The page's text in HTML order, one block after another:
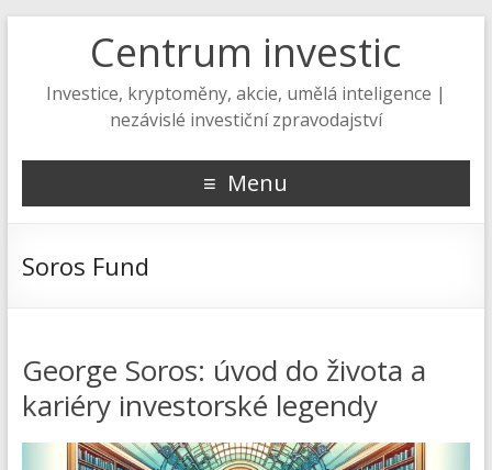
Centrum investic
Investice, kryptoměny, akcie, umělá inteligence |
nezávislé investiční zpravodajství
Menu
Soros Fund
George Soros: úvod do života a
kariéry investorské legendy